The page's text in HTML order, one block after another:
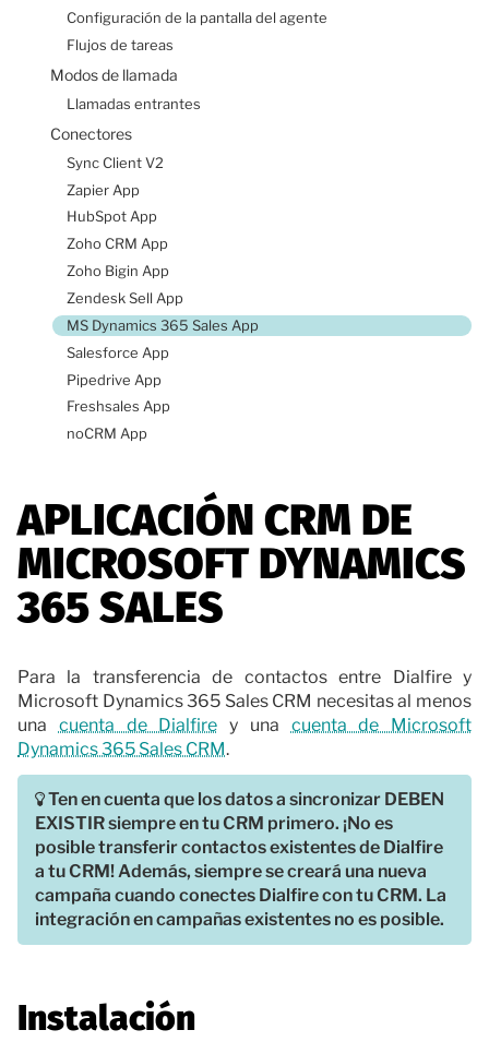
Configuración de la pantalla del agente
Flujos de tareas
Modos de llamada
Llamadas entrantes
Conectores
Sync Client V2
Zapier App
HubSpot App
Zoho CRM App
Zoho Bigin App
Zendesk Sell App
MS Dynamics 365 Sales App
Salesforce App
Pipedrive App
Freshsales App
noCRM App
APLICACIÓN CRM DE
MICROSOFT DYNAMICS
365 SALES
Para la transferencia de contactos entre Dialfire y
Microsoft Dynamics 365 Sales CRM necesitas al menos
una cuenta de Dialfire y una cuenta de Microsoft
Dynamics 365 Sales CRM.
Ten en cuenta que los datos a sincronizar DEBEN
EXISTIR siempre en tu CRM primero. ¡No es
posible transferir contactos existentes de Dialfire
a tu CRM! Además, siempre se creará una nueva
campaña cuando conectes Dialfire con tu CRM. La
integración en campañas existentes no es posible.
Instalación